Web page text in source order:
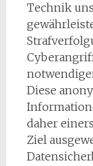
Technik
Diese
daher
Ziel